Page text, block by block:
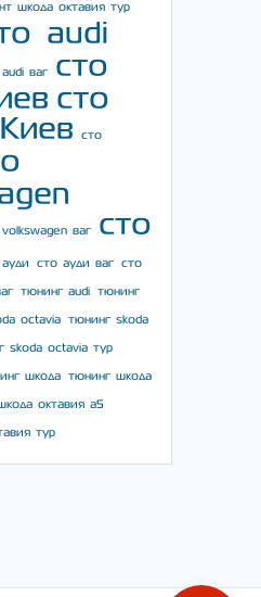
шкода октавия тур
audi
ваг
сто
сто
сто
ваг
сто
сто ауди ваг сто
тюнинг audi тюнинг
octavia тюнинг skoda
skoda octavia тур
шкода тюнинг шкода
октавия а5
тур